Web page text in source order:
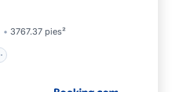
3767.37 pies²